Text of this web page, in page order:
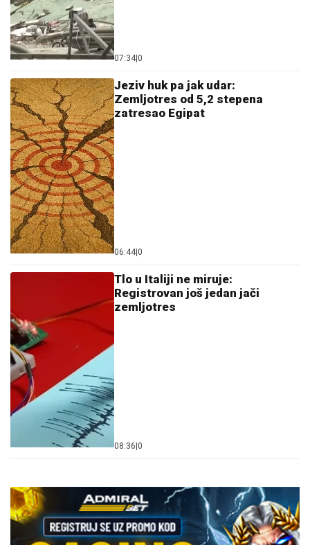
07:34 0
Jeziv huk pa jak udar:
Zemljotres od 5,2 stepena
zatresao Egipat
06:44 0
Tlo u Italiji ne miruje:
Registrovan još jedan jači
zemljotres
08:36 0